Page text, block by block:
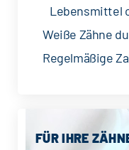
Lebensmittel
Weiße Zähne
Regelmäßige
Seitenspalte
FÜR IHRE